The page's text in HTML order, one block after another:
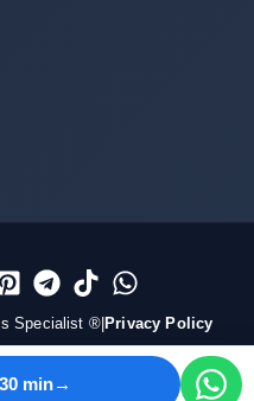
Specialist ®| Privacy Policy
min